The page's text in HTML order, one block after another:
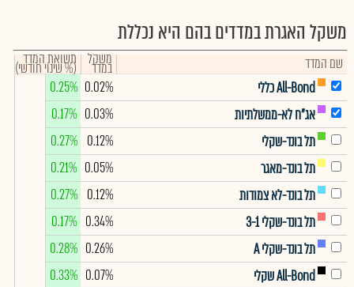
משקל האגרת במדדים בהם היא נכללת
שם המדד משקל
במדד תשואת המדד
(% שינוי חודשי)
All-Bond כללי
0.02%
0.25%
אג"ח לא-ממשלתיות
0.03%
0.17%
תל בונד-שקלי
0.12%
0.27%
תל בונד-מאגר
0.05%
0.21%
תל בונד-לא צמודות
0.12%
0.27%
תל בונד-שקלי 3-1
0.34%
0.17%
תל בונד-שקלי A
0.26%
0.28%
All-Bond שקלי
0.07%
0.33%